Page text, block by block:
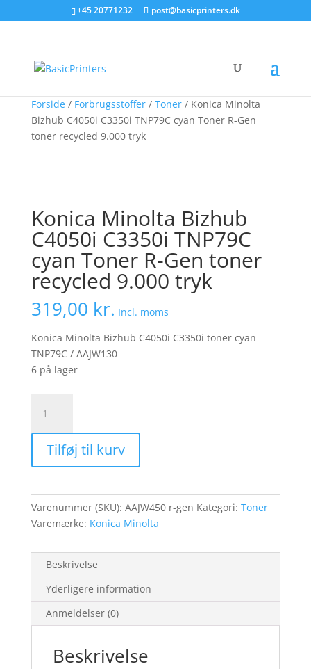
+45 20771232 post@basicprinters.dk
Forside/ Forbrugsstoffer/ Toner/ Konica Minolta
Bizhub C4050i C3350i TNP79C cyan Toner R-Gen
toner recycled 9.000 tryk
Konica Minolta Bizhub
C4050i C3350i TNP79C
cyan Toner R-Gen toner
recycled 9.000 tryk
319,00 kr. Incl. moms
Konica Minolta Bizhub C4050i C3350i toner cyan
TNP79C / AAJW130
6 på lager
Minolta
Bizhub
C4050i
C3350i
cyan
Toner
R-
toner
recycled
9.000
tryk
antal
Tilføj til kurv
Varenummer (SKU): AAJW450 r-gen Kategori: Toner
Varemærke: Konica Minolta
Beskrivelse
Yderligere information
Anmeldelser (0)
Beskrivelse